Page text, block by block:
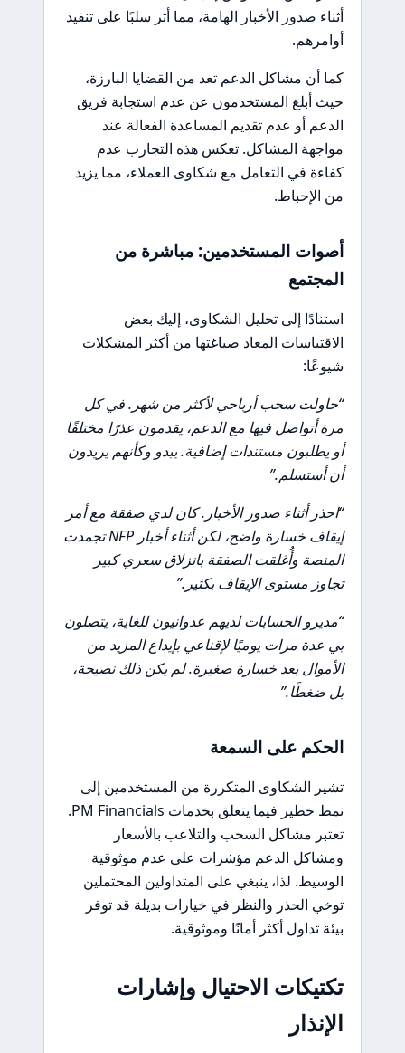
أثناء صدور الأخبار الهامة، مما أثر سلبًا على تنفيذ
أوامرهم.
كما أن مشاكل الدعم تعد من القضايا البارزة،
حيث أبلغ المستخدمون عن عدم استجابة فريق
الدعم أو عدم تقديم المساعدة الفعالة عند
مواجهة المشاكل. تعكس هذه التجارب عدم
كفاءة في التعامل مع شكاوى العملاء، مما يزيد
من الإحباط.
أصوات المستخدمين: مباشرة من
المجتمع
استنادًا إلى تحليل الشكاوى، إليك بعض
الاقتباسات المعاد صياغتها من أكثر المشكلات
شيوعًا:
“حاولت سحب أرباحي لأكثر من شهر. في كل
مرة أتواصل فيها مع الدعم، يقدمون عذرًا مختلفًا
أو يطلبون مستندات إضافية. يبدو وكأنهم يريدون
أن أستسلم.”
“احذر أثناء صدور الأخبار. كان لدي صفقة مع أمر
إيقاف خسارة واضح، لكن أثناء أخبار NFP تجمدت
المنصة وأُغلقت الصفقة بانزلاق سعري كبير
تجاوز مستوى الإيقاف بكثير.”
“مديرو الحسابات لديهم عدوانيون للغاية، يتصلون
بي عدة مرات يوميًا لإقناعي بإيداع المزيد من
الأموال بعد خسارة صغيرة. لم يكن ذلك نصيحة،
بل ضغطًا.”
الحكم على السمعة
تشير الشكاوى المتكررة من المستخدمين إلى
نمط خطير فيما يتعلق بخدمات PM Financials.
تعتبر مشاكل السحب والتلاعب بالأسعار
ومشاكل الدعم مؤشرات على عدم موثوقية
الوسيط. لذا، ينبغي على المتداولين المحتملين
توخي الحذر والنظر في خيارات بديلة قد توفر
بيئة تداول أكثر أمانًا وموثوقية.
تكتيكات الاحتيال وإشارات
الإنذار